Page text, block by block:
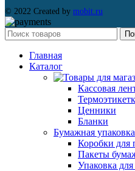
© 2022 Created by mobit.ru
Главная
Каталог
Кассовая
Ценники
Бланки
Бумажная упаковка
Коробки для
Пакеты
Упаковка